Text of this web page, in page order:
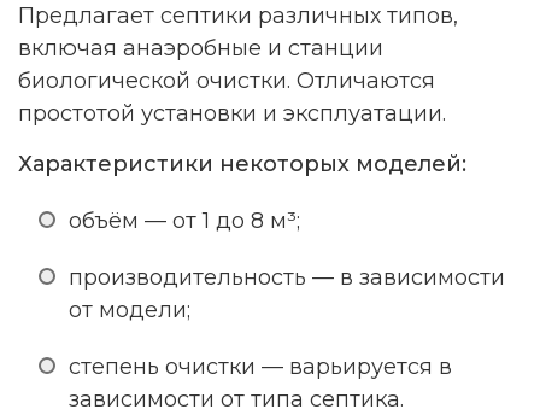
Предлагает септики различных типов,
включая анаэробные и станции
биологической очистки. Отличаются
простотой установки и эксплуатации.
Характеристики некоторых моделей:
объём — от 1 до 8 м³;
производительность — в зависимости
от модели;
степень очистки — варьируется в
зависимости от типа септика.